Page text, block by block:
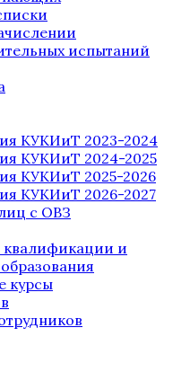
испытаний
КУКИиТ 2023-2024
КУКИиТ 2024-2025
КУКИиТ 2025-2026
КУКИиТ 2026-2027
с ОВЗ
и
курсы